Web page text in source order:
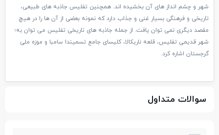
شهر و چشم انداز های آن بخشیده اند. همچنین تفلیس جاذبه های طبیعی،
تاریخی و فرهنگی بسیار غنی و جذاب دارد که نمونه بعضی از آن ها را در هیچ
مقصد دیگری نمی توان یافت. از جمله جاذبه های تاریخی تفلیس می توان به؛
شهر قدیمی تفلیس، قلعه ناریکالا، کلیسای ‏جامع تسمیندا سامبا و موزه ملی
گرجستان اشاره کرد.
سوالات متداول